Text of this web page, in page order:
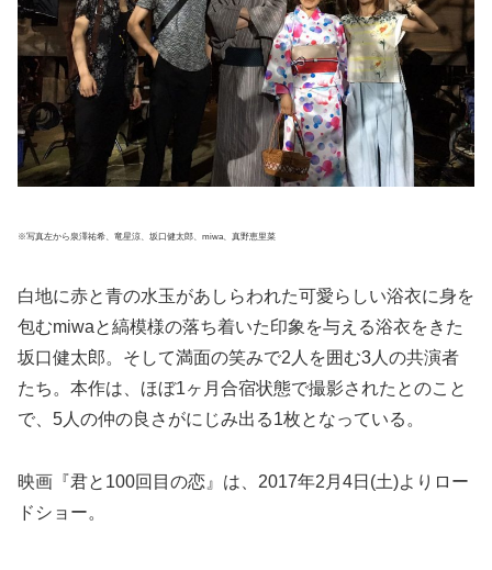
※写真左から泉澤祐希、竜星涼、坂口健太郎、miwa、真野恵里菜
白地に赤と青の水玉があしらわれた可愛らしい浴衣に身を
包むmiwaと縞模様の落ち着いた印象を与える浴衣をきた
坂口健太郎。そして満面の笑みで2人を囲む3人の共演者
たち。本作は、ほぼ1ヶ月合宿状態で撮影されたとのこと
で、5人の仲の良さがにじみ出る1枚となっている。
映画『君と100回目の恋』は、2017年2月4日(土)よりロー
ドショー。